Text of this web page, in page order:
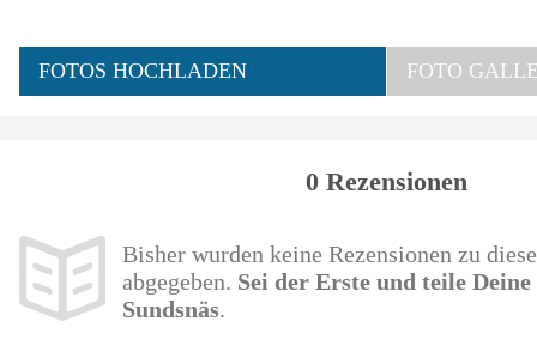
FOTOS HOCHLADEN FOTO
0 Rezensionen
Bisher wurden keine Rezensionen zu
abgegeben. Sei der Erste und teile
Sundsnäs.